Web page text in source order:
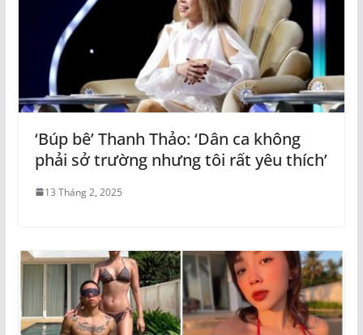
‘Búp bê’ Thanh Thảo: ‘Dân ca không
phải sở trường nhưng tôi rất yêu thích’
13 Tháng 2, 2025